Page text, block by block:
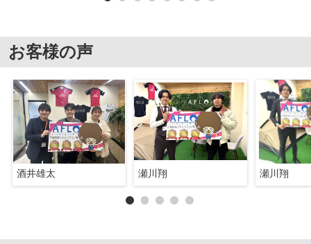
お客様の声
酒井雄太 瀬川翔 瀬川翔